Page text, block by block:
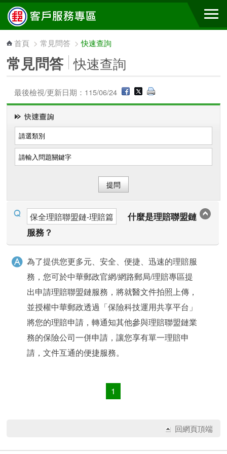
跳到主要內容區塊
首頁 >常見問答 >快速查詢
常見問答 快速查詢
最後檢視/更新日期：115/06/24
保全理賠聯盟鏈-理賠篇
什麼是理賠聯盟鏈
服務？
為了提供您更多元、安全、便捷、迅速的理賠服
務，您可於中華郵政官網/網路郵局/理賠專區提
出申請理賠聯盟鏈服務，將就醫文件拍照上傳，
並授權中華郵政透過「保險科技運用共享平台」
將您的理賠申請，轉通知其他參與理賠聯盟鏈業
務的保險公司一併申請，讓您享有單一理賠申
請，文件互通的便捷服務。
1
回網頁頂端